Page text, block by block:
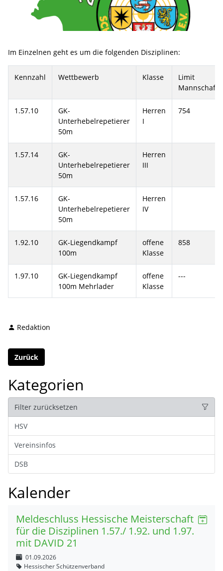
Im Einzelnen geht es um die folgenden Disziplinen:
Kennzahl Wettbewerb Klasse
Limit
Mannschaft
1.57.10
GK-
Unterhebelrepetierer
50m
Herren
I
754
1.57.14
GK-
Unterhebelrepetierer
50m
Herren
III
1.57.16
GK-
Unterhebelrepetierer
50m
Herren
IV
1.92.10
GK-Liegendkampf
100m
offene
Klasse
858
1.97.10
GK-Liegendkampf
100m Mehrlader
offene
Klasse
---
Redaktion
Zurück
Kategorien
Filter zurücksetzen
HSV
Vereinsinfos
DSB
Kalender
Meldeschluss Hessische Meisterschaft
für die Disziplinen 1.57./ 1.92. und 1.97.
mit DAVID 21
01.09.2026
Hessischer Schützenverband